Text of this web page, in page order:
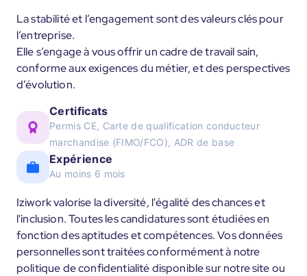
La stabilité et l’engagement sont des valeurs clés pour
l’entreprise.
Elle s’engage à vous offrir un cadre de travail sain,
conforme aux exigences du métier, et des perspectives
d’évolution.
Certificats
Permis CE, Carte de qualification conducteur
marchandise (FIMO/FCO), ADR de base
Expérience
Au moins 6 mois
Iziwork valorise la diversité, l'égalité des chances et
l'inclusion. Toutes les candidatures sont étudiées en
fonction des aptitudes et compétences. Vos données
personnelles sont traitées conformément à notre
politique de confidentialité disponible sur notre site ou